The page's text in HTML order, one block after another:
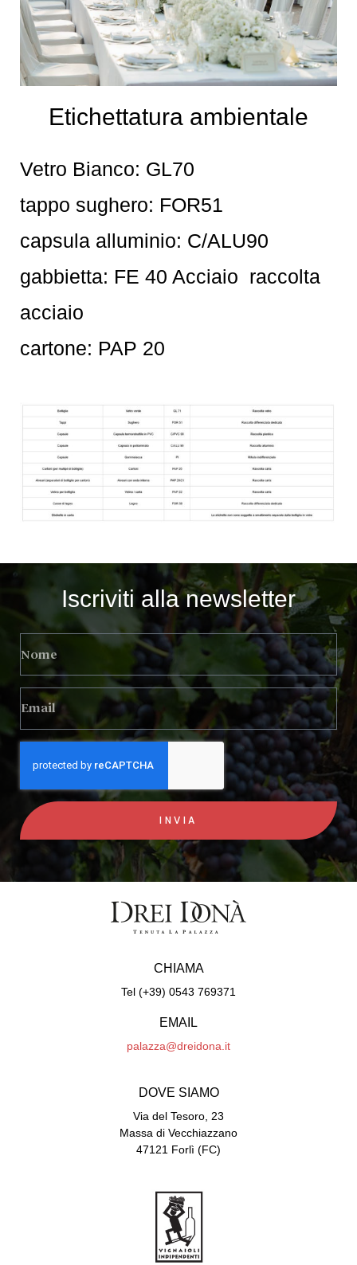
Etichettatura ambientale
Vetro Bianco: GL70
tappo sughero: FOR51
capsula alluminio: C/ALU90
gabbietta: FE 40 Acciaio raccolta
acciaio
cartone: PAP 20
Iscriviti alla newsletter
INVIA
CHIAMA
Tel (+39) 0543 769371
EMAIL
palazza@dreidona.it
DOVE SIAMO
Via del Tesoro, 23
Massa di Vecchiazzano
47121 Forlì (FC)